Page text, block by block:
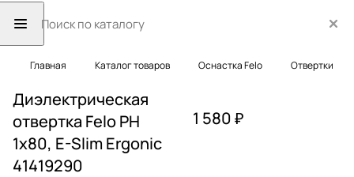
Главная Каталог товаров Оснастка Felo Отвертки
Диэлектрическая
отвертка Felo PH
1х80, E-Slim Ergonic
41419290
1 580 ₽